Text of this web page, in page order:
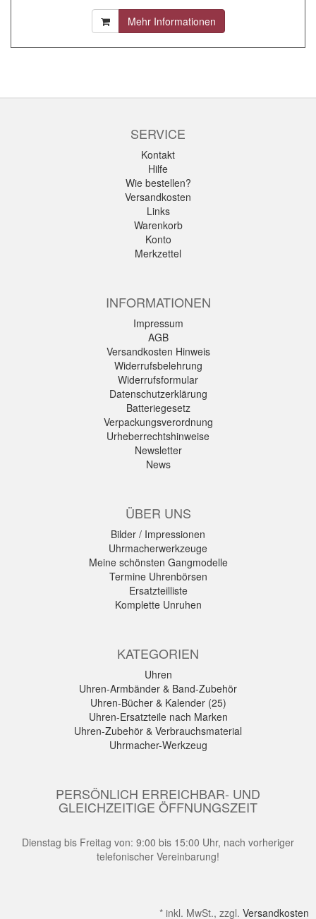
Mehr Informationen
SERVICE
Kontakt
Hilfe
Wie bestellen?
Versandkosten
Links
Warenkorb
Konto
Merkzettel
INFORMATIONEN
Impressum
AGB
Versandkosten Hinweis
Widerrufsbelehrung
Widerrufsformular
Datenschutzerklärung
Batteriegesetz
Verpackungsverordnung
Urheberrechtshinweise
Newsletter
News
ÜBER UNS
Bilder / Impressionen
Uhrmacherwerkzeuge
Meine schönsten Gangmodelle
Termine Uhrenbörsen
Ersatzteilliste
Komplette Unruhen
KATEGORIEN
Uhren
Uhren-Armbänder & Band-Zubehör
Uhren-Bücher & Kalender (25)
Uhren-Ersatzteile nach Marken
Uhren-Zubehör & Verbrauchsmaterial
Uhrmacher-Werkzeug
PERSÖNLICH ERREICHBAR- UND
GLEICHZEITIGE ÖFFNUNGSZEIT
Dienstag bis Freitag von: 9:00 bis 15:00 Uhr, nach vorheriger
telefonischer Vereinbarung!
* inkl. MwSt., zzgl. Versandkosten